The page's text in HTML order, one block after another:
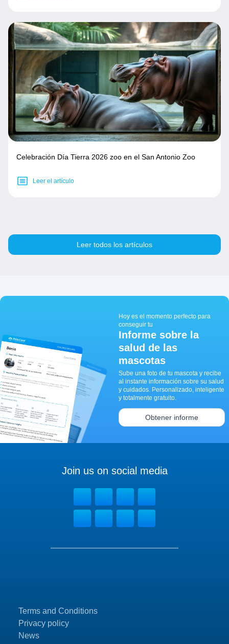
Celebración Día Tierra 2026 zoo en el San Antonio Zoo
Leer el artículo
Leer todos los artículos
Hoy es el momento perfecto para
conseguir tu
Informe sobre la
salud de las
mascotas
Sube una foto de tu mascota y recibe
al instante información sobre su salud
y cuidados. Personalizado, inteligente
y totalmente gratuito.
Obtener informe
Terms and Conditions
Privacy policy
News
Join us on social media